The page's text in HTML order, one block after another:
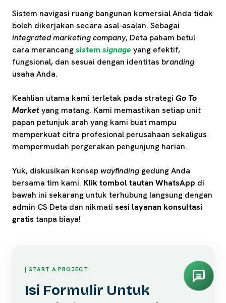
Sistem navigasi ruang bangunan komersial Anda tidak
boleh dikerjakan secara asal-asalan. Sebagai
integrated marketing company, Deta paham betul
cara merancangsistem signage yang efektif,
fungsional, dan sesuai dengan identitas branding
usaha Anda.
Keahlian utama kami terletak pada strategi Go To
Marketyang matang. Kami memastikan setiap unit
papan petunjuk arah yang kami buat mampu
memperkuat citra profesional perusahaan sekaligus
mempermudah pergerakan pengunjung harian.
Yuk, diskusikan konsep wayfinding gedung Anda
bersama tim kami. Klik tombol tautan WhatsApp di
bawah ini sekarang untuk terhubung langsung dengan
admin CS Deta dan nikmati sesi layanan konsultasi
gratis tanpa biaya!
| START A PROJECT
Isi Formulir Untuk